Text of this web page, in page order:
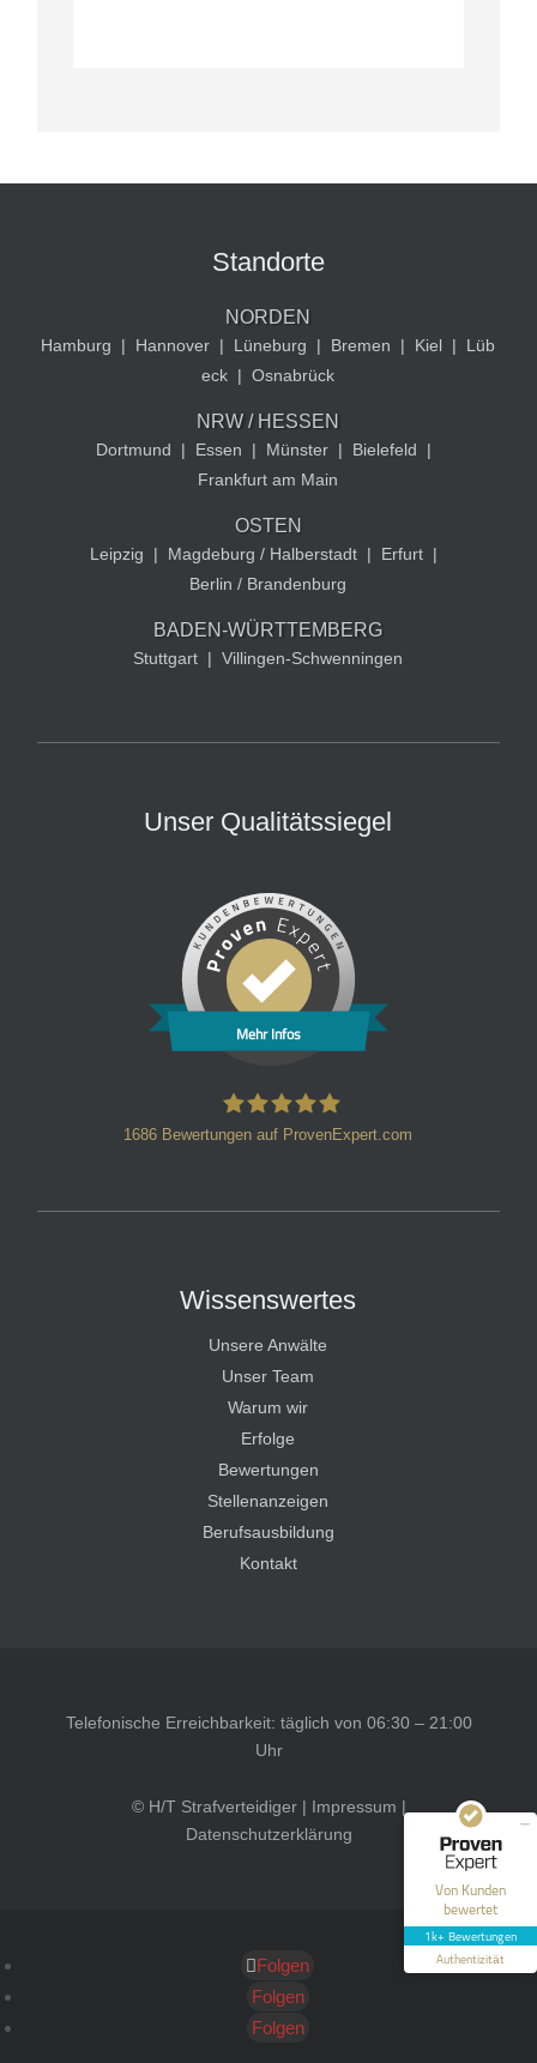
Standorte
NORDEN
Hamburg | Hannover | Lüneburg | Bremen | Kiel |
Lüb
eck | Osnabrück
NRW / HESSEN
Dortmund | Essen | Münster | Bielefeld
|
Frankfurt am Main
OSTEN
Leipzig | Magdeburg / Halberstadt | Erfurt |
Berlin / Brandenburg
BADEN-WÜRTTEMBERG
Stuttgart | Villingen-Schwenningen
Unser Qualitätssiegel
Mehr Infos
1686 Bewertungen auf ProvenExpert.com
Wissenswertes
Unsere Anwälte
Unser Team
Warum wir
Erfolge
Bewertungen
Stellenanzeigen
Berufsausbildung
Kontakt
Telefonische Erreichbarkeit: täglich von 06:30 – 21:00
Uhr
© H/T Strafverteidiger | Impressum |
Datenschutzerklärung
Folgen
Folgen
Folgen
Von Kunden
bewertet
1k+ Bewertungen
Authentizität
SEHR GUT
40
Bewertungen auf
ProvenExpert.com
1.646
Blick aufs ProvenExpert-Profil werfen